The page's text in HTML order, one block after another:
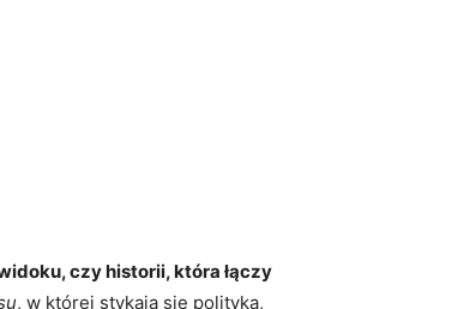
czy historii, która łączy
, w której stykają się polityka,